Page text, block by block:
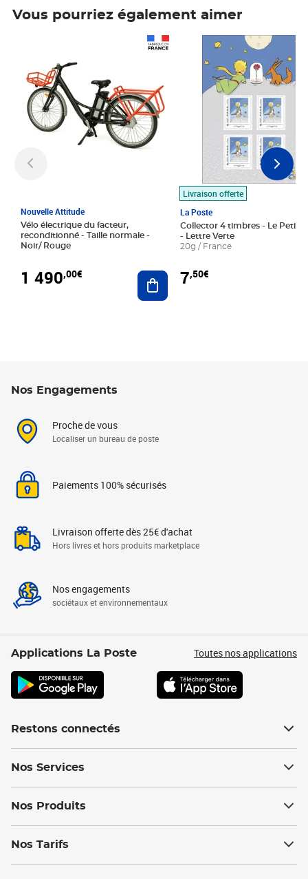
Vous pourriez également aimer
Nouvelle Attitude
Vélo électrique du facteur,
reconditionné - Taille normale -
Noir/ Rouge
1 490,00€ Ajouter au panier
Livraison offerte
La Poste
Collector 4 timbres - Le Petit
- Lettre Verte
20g / France
7,50€
Prix 7,50€
Nos Engagements
Proche de vous
Localiser un bureau de poste
Paiements 100% sécurisés
Livraison offerte dès 25€ d'achat
Hors livres et hors produits marketplace
Nos engagements
sociétaux et environnementaux
Applications La Poste Toutes nos applications
Restons connectés
Nos Services
Nos Produits
Nos Tarifs